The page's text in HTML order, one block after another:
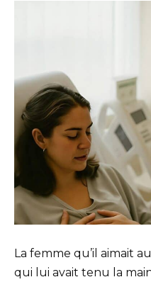
La femme qu’il aimait
qui lui avait tenu la